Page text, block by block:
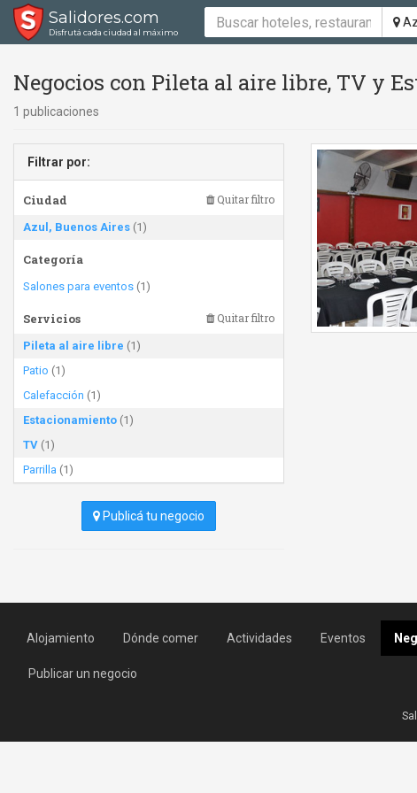
Salidores.com
Disfrutá cada ciudad al máximo
Negocios con Pileta al aire libre, TV y
1 publicaciones
Filtrar por:
Ciudad Quitar filtro
Azul, Buenos Aires (1)
Categoría
Salones para eventos (1)
Servicios Quitar filtro
Pileta al aire libre (1)
Patio (1)
Calefacción (1)
Estacionamiento (1)
TV (1)
Parrilla (1)
Publicá tu negocio
Alojamiento Dónde comer Actividades Eventos
Publicar un negocio